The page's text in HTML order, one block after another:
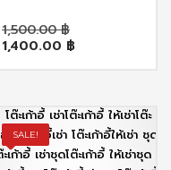
1,500.00฿
1,400.00 ฿Current
SALE!